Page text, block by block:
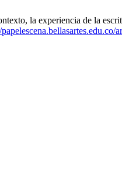
la experiencia de la